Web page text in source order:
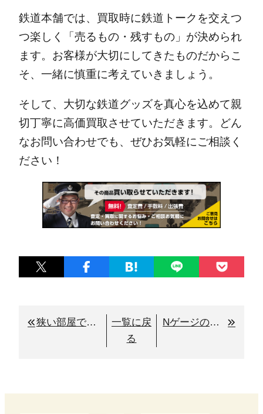
鉄道本舗では、買取時に鉄道トークを交えつ
つ楽しく「売るもの・残すもの」が決められ
ます。お客様が大切にしてきたものだからこ
そ、一緒に慎重に考えていきましょう。
そして、大切な鉄道グッズを真心を込めて親
切丁寧に高価買取させていただきます。どん
なお問い合わせでも、ぜひお気軽にご相談く
ださい！
狭い部屋でもNゲージを楽しみたい！ 設置や収納の工夫ポイントは？
一覧に戻
る
Nゲージの電気配線についてわかりやすく解説！基礎知識や注意点も！